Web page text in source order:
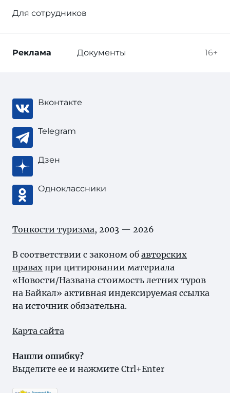
Для сотрудников
16+
Реклама Документы
Вконтакте
Telegram
Дзен
Одноклассники
Тонкости туризма, 2003 — 2026
В соответствии с законом об авторских
правах при цитировании материала
«Новости/Названа стоимость летних туров
на Байкал» активная индексируемая ссылка
на источник обязательна.
Карта сайта
Нашли ошибку?
Выделите ее и нажмите Ctrl+Enter